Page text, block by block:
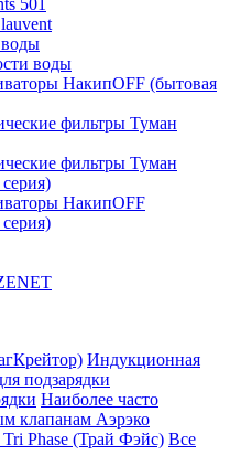
501
воды
воды
НакипOFF (бытовая
фильтры Туман
фильтры Туман
НакипOFF
Индукционная
подзарядки
Наиболее часто
клапанам Аэрэко
Phase (Трай Фэйс) Все